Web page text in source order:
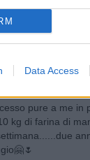
Data Access
(0.55 Mb)
pure a me in
kg di farina di